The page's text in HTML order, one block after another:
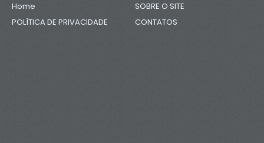
Home
SOBRE O SITE
POLÍTICA DE PRIVACIDADE
CONTATOS